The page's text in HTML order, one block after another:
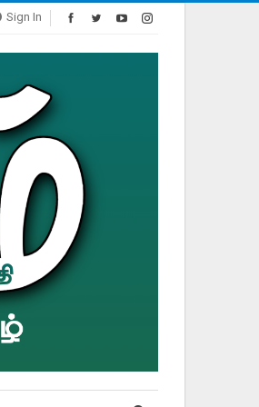
Sign In